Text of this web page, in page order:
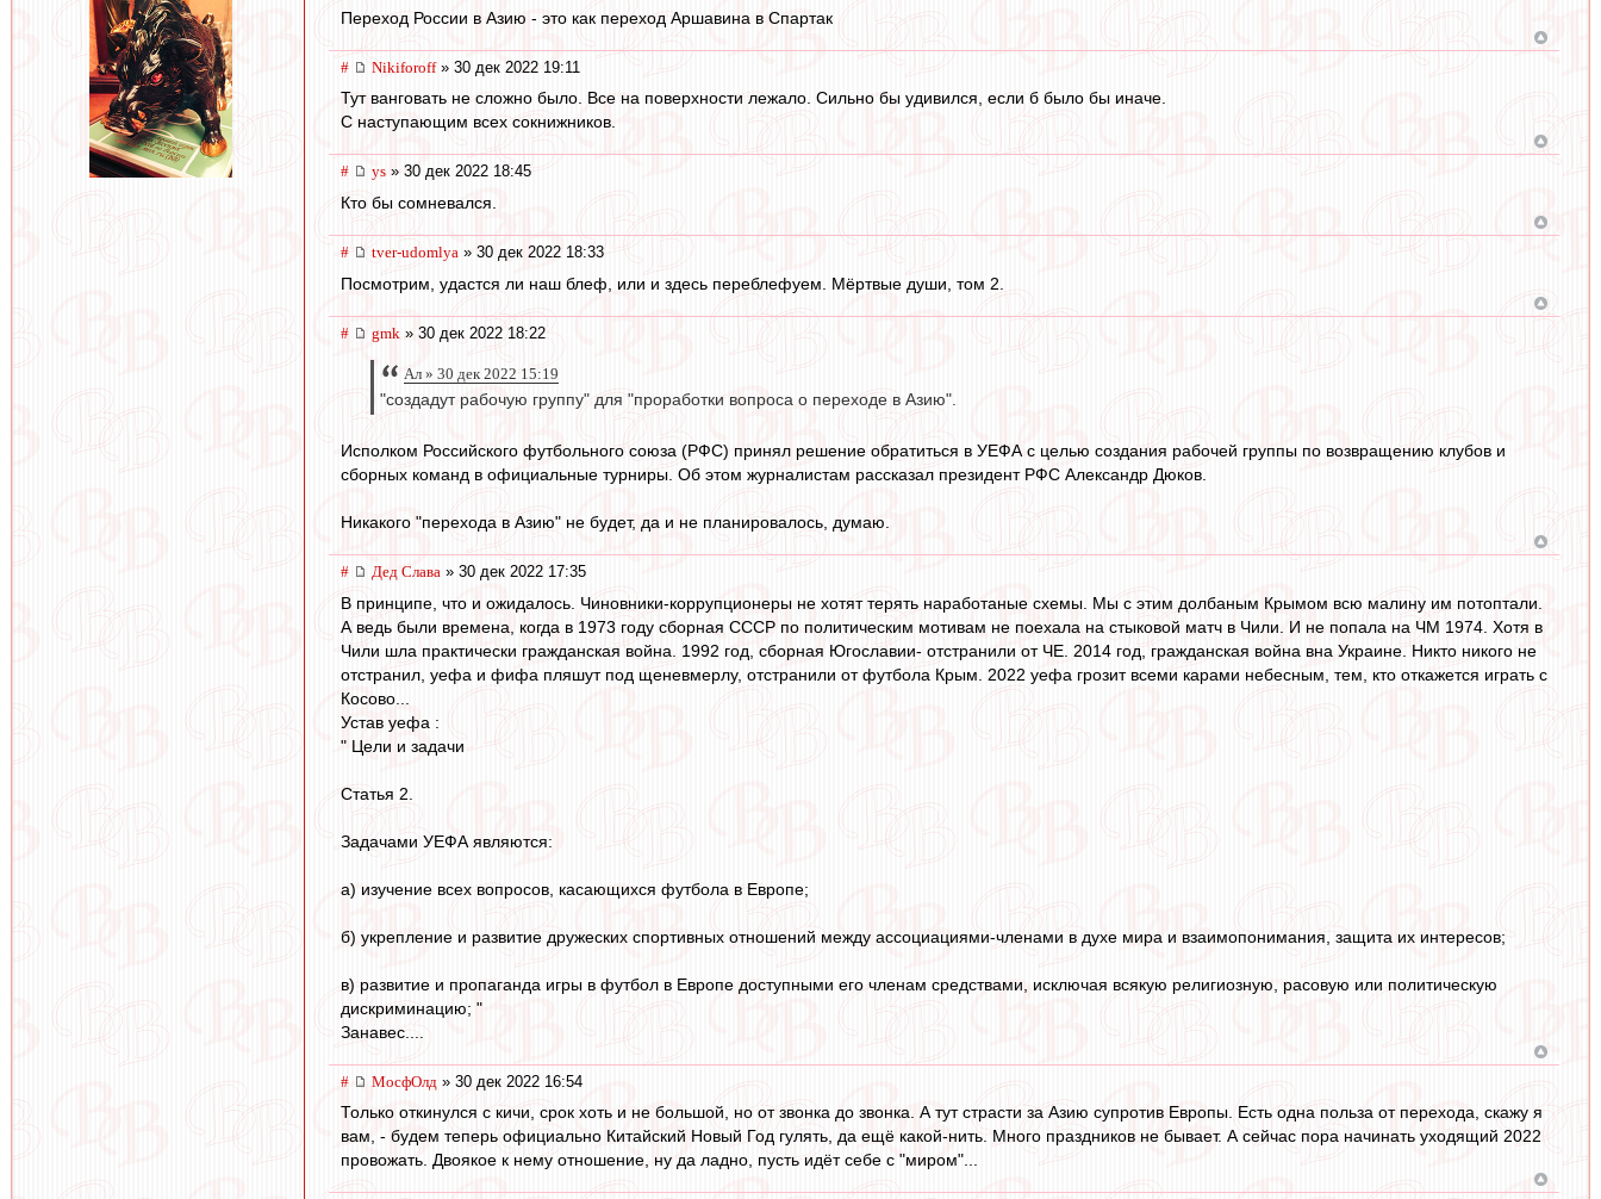
Переход России в Азию - это как переход Аршавина в Спартак
# Nikiforoff» 30 дек 2022 19:11
Тут ванговать не сложно было. Все на поверхности лежало. Сильно бы удивился, если б было бы иначе.
С наступающим всех сокнижников.
# ys » 30 дек 2022 18:45
Кто бы сомневался.
# tver-udomlya » 30 дек 2022 18:33
Посмотрим, удастся ли наш блеф, или и здесь переблефуем. Мёртвые души, том 2.
# gmk » 30 дек 2022 18:22
Ал » 30 дек 2022 15:19
"создадут рабочую группу" для "проработки вопроса о переходе в Азию".
Исполком Российского футбольного союза (РФС) принял решение обратиться в УЕФА с целью создания рабочей группы по возвращению клубов и
сборных команд в официальные турниры. Об этом журналистам рассказал президент РФС Александр Дюков.
Никакого "перехода в Азию" не будет, да и не планировалось, думаю.
# Дед Слава » 30 дек 2022 17:35
В принципе, что и ожидалось. Чиновники-коррупционеры не хотят терять наработаные схемы. Мы с этим долбаным Крымом всю малину им потоптали.
А ведь были времена, когда в 1973 году сборная СССР по политическим мотивам не поехала на стыковой матч в Чили. И не попала на ЧМ 1974. Хотя в
Чили шла практически гражданская война. 1992 год, сборная Югославии- отстранили от ЧЕ. 2014 год, гражданская война вна Украине. Никто никого не
отстранил, уефа и фифа пляшут под щеневмерлу, отстранили от футбола Крым. 2022 уефа грозит всеми карами небесным, тем, кто откажется играть с
Косово...
Устав уефа :
" Цели и задачи
Статья 2.
Задачами УЕФА являются:
а) изучение всех вопросов, касающихся футбола в Европе;
б) укрепление и развитие дружеских спортивных отношений между ассоциациями-членами в духе мира и взаимопонимания, защита их интересов;
в) развитие и пропаганда игры в футбол в Европе доступными его членам средствами, исключая всякую религиозную, расовую или политическую
дискриминацию; "
Занавес....
# МосфОлд » 30 дек 2022 16:54
Только откинулся с кичи, срок хоть и не большой, но от звонка до звонка. А тут страсти за Азию супротив Европы. Есть одна польза от перехода, скажу я
вам, - будем теперь официально Китайский Новый Год гулять, да ещё какой-нить. Много праздников не бывает. А сейчас пора начинать уходящий 2022
провожать. Двоякое к нему отношение, ну да ладно, пусть идёт себе с "миром"...